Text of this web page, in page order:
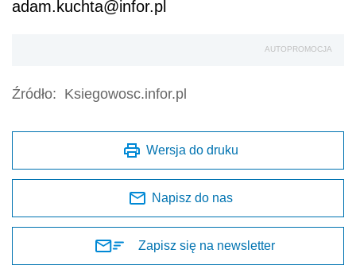
adam.kuchta@infor.pl
AUTOPROMOCJA
Źródło: Ksiegowosc.infor.pl
Wersja do druku
Napisz do nas
Zapisz się na newsletter